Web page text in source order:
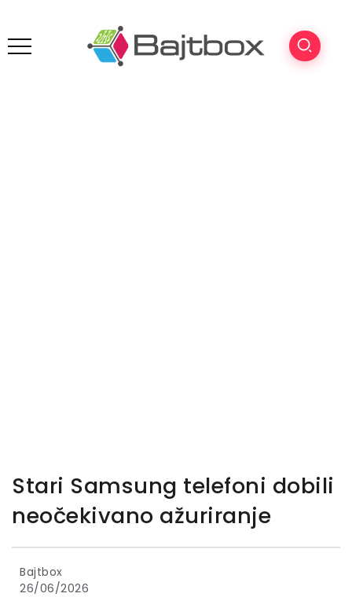
Stari Samsung telefoni dobili
neočekivano ažuriranje
Bajtbox
26/06/2026